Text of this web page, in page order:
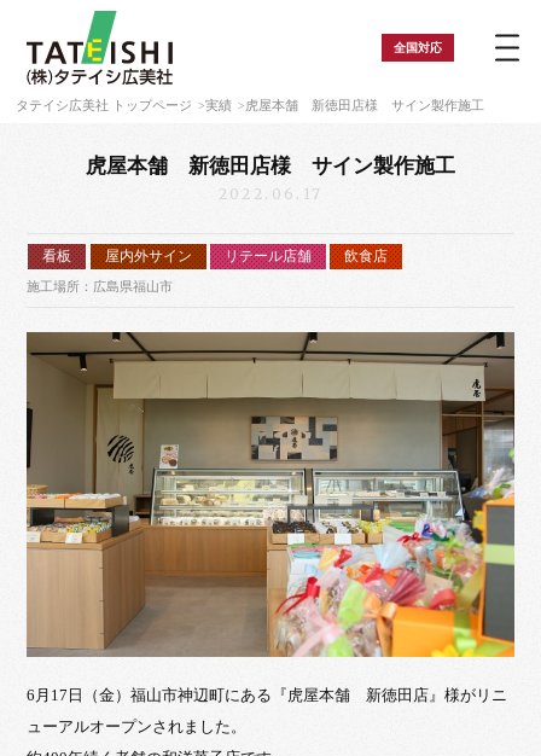
全国対応
タテイシ広美社 トップページ 実績 虎屋本舗 新徳田店様 サイン製作施工
虎屋本舗 新徳田店様 サイン製作施工
2022.06.17
看板 屋内外サイン リテール店舗 飲食店
施工場所：広島県福山市
6月17日（金）福山市神辺町にある『虎屋本舗 新徳田店』様がリニ
ューアルオープンされました。